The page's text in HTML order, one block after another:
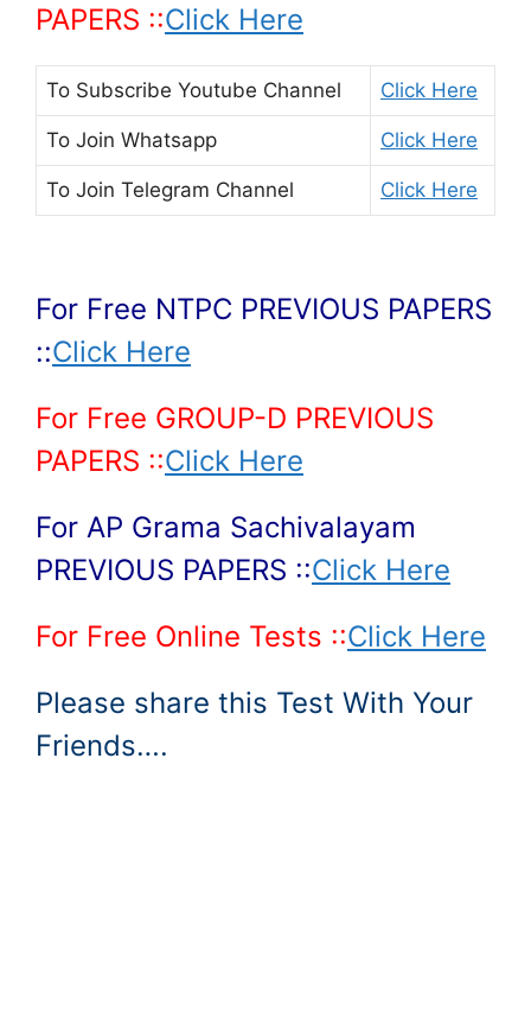
PAPERS ::Click Here
To Subscribe Youtube Channel Click Here
To Join Whatsapp Click Here
To Join Telegram Channel Click Here
For Free NTPC PREVIOUS PAPERS
::Click Here
For Free GROUP-D PREVIOUS
PAPERS ::Click Here
For AP Grama Sachivalayam
PREVIOUS PAPERS ::Click Here
For Free Online Tests ::Click Here
Please share this Test With Your
Friends….